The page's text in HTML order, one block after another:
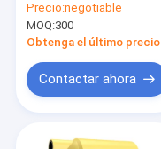
pelo 110000RPM
Ahorro de energía
secador de niños
Precio:negotiable
MOQ:300
Obtenga el último precio
Contactar ahora